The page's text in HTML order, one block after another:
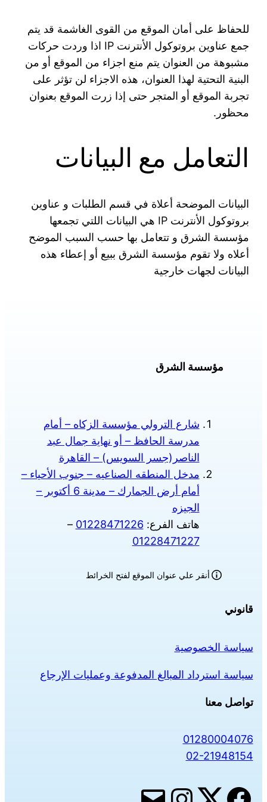
للحفاظ على أمان الموقع من القوى الغاشمة قد يتم
جمع عناوين بروتوكول الأنترنت IP اذا وردت حركات
مشبوهة من العنوان يتم منع اجزاء من الموقع أو من
البنية التحتية لهذا العنوان، هذه الاجزاء لن تؤثر على
تجربة الموقع أو المتجر حتى إذا زرت الموقع بعنوان
محظور.
التعامل مع البيانات
البيانات الموضحة أعلاة في قسم الطلبات و عناوين
بروتوكول الأنترنت IP هي البيانات اللتي تجمعها
مؤسسة الشرق و تتعامل بها حسب السبب الموضح
أعلاه ولا تقوم مؤسسة الشرق ببيع أو إعطاء هذه
البيانات لجهات خارجية
مؤسسة الشرق
شارع الترولي مؤسسة الزكاه – أمام
مدرسة الحافظ – أو نهاية جمال عبد
الناصر(جسر السويس) – القاهرة
مدخل المنطقه الصناعيه – جنوب الأحياء –
أمام أرض الجمارك – مدينة 6 أكتوبر –
الجيزه
هاتف الفرع: 01228471226
–
01228471227
أنقر علي عنوان الموقع لفتح الخرائط
قانوني
سياسة الخصوصية
سياسة استرداد المبالغ المدفوعة وعمليات الإرجاع
تواصل معنا
01280004076
02-21948154